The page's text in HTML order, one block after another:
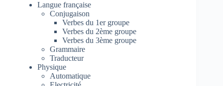
Langue française
Conjugaison
Verbes du 1er groupe
Verbes du 2ème groupe
Verbes du 3ème groupe
Grammaire
Traducteur
Physique
Automatique